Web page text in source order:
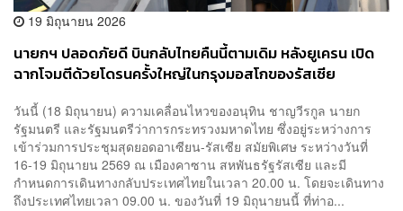
19 มิถุนายน 2026
นายกฯ ปลอดภัยดี บินกลับไทยคืนนี้ตามเดิม หลังยูเครน เปิด
ฉากโจมตีด้วยโดรนครั้งใหญ่ในกรุงมอสโกของรัสเซีย
วันนี้ (18 มิถุนายน) ความเคลื่อนไหวของอนุทิน ชาญวีรกูล นายก
รัฐมนตรี และรัฐมนตรีว่าการกระทรวงมหาดไทย ซึ่งอยู่ระหว่างการ
เข้าร่วมการประชุมสุดยอดอาเซียน-รัสเซีย สมัยพิเศษ ระหว่างวันที่
16-19 มิถุนายน 2569 ณ เมืองคาซาน สหพันธรัฐรัสเซีย และมี
กำหนดการเดินทางกลับประเทศไทยในเวลา 20.00 น. โดยจะเดินทาง
ถึงประเทศไทยเวลา 09.00 น. ของวันที่ 19 มิถุนายนนี้ ที่ท่าอ...